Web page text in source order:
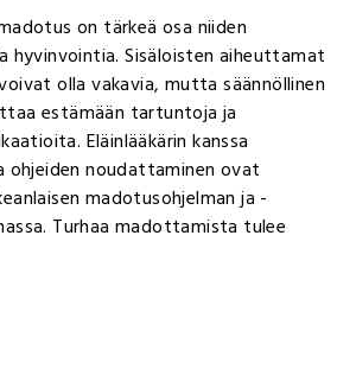
on tärkeä osa niiden
hyvinvointia. Sisäloisten aiheuttamat
olla vakavia, mutta säännöllinen
estämään tartuntoja ja
Eläinlääkärin kanssa
ohjeiden noudattaminen ovat
madotusohjelman ja -
Turhaa madottamista tulee